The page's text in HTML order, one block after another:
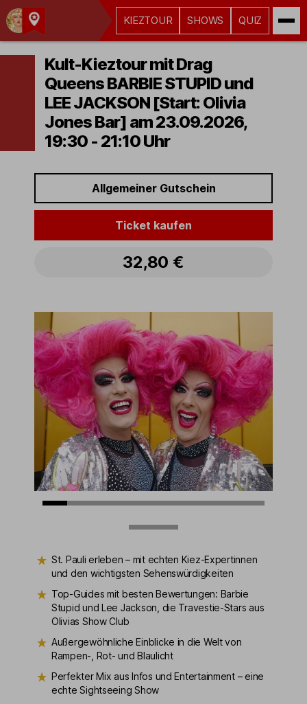
Kult-
Kieztouren
Hamburg
KIEZTOUR SHOWS QUIZ
Kult-Kieztour mit Drag
Queens BARBIE STUPID und
LEE JACKSON [Start: Olivia
Jones Bar] am 23.09.2026,
19:30 - 21:10 Uhr
Allgemeiner Gutschein
Ticket kaufen
32,80 €
St. Pauli erleben – mit echten Kiez-Expertinnen
und den wichtigsten Sehenswürdigkeiten
Top-Guides mit besten Bewertungen: Barbie
Stupid und Lee Jackson, die Travestie-Stars aus
Olivias Show Club
Außergewöhnliche Einblicke in die Welt von
Rampen-, Rot- und Blaulicht
Perfekter Mix aus Infos und Entertainment – eine
echte Sightseeing Show